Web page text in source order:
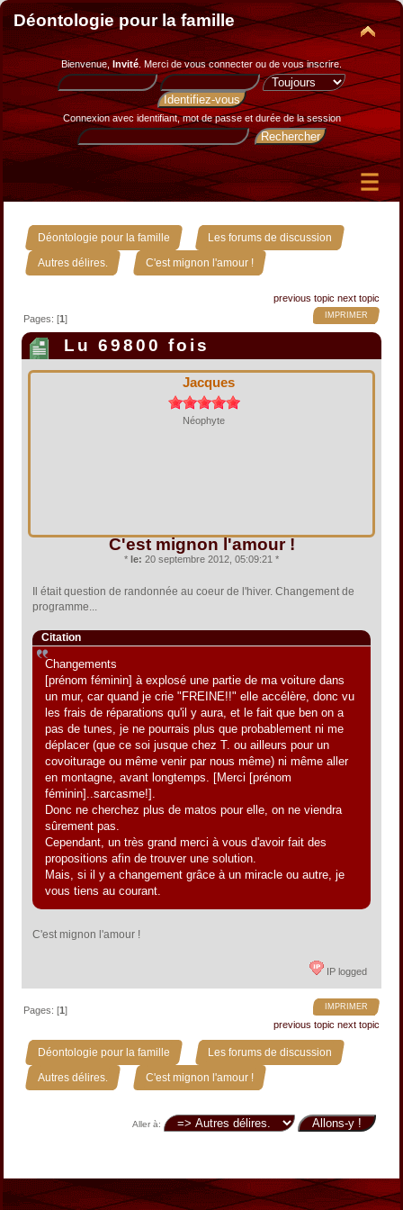
Déontologie pour la famille
Bienvenue, Invité. Merci devous connecter ou de vous inscrire.
Connexion avec identifiant, mot de passe et durée de la session
Déontologie pour la famille » Les forums de discussion »
Autres délires. » C'est mignon l'amour !
previous topic next topic
IMPRIMER
Pages: [1]
Lu 69800 fois
Jacques
Néophyte
C'est mignon l'amour !
* le: 20 septembre 2012, 05:09:21 *
Il était question de randonnée au coeur de l'hiver. Changement de
programme...
Citation
Changements
[prénom féminin] à explosé une partie de ma voiture dans
un mur, car quand je crie "FREINE!!" elle accélère, donc vu
les frais de réparations qu'il y aura, et le fait que ben on a
pas de tunes, je ne pourrais plus que probablement ni me
déplacer (que ce soi jusque chez T. ou ailleurs pour un
covoiturage ou même venir par nous même) ni même aller
en montagne, avant longtemps. [Merci [prénom
féminin]..sarcasme!].
Donc ne cherchez plus de matos pour elle, on ne viendra
sûrement pas.
Cependant, un très grand merci à vous d'avoir fait des
propositions afin de trouver une solution.
Mais, si il y a changement grâce à un miracle ou autre, je
vous tiens au courant.
C'est mignon l'amour !
IP logged
IMPRIMER
Pages: [1]
previous topic next topic
Déontologie pour la famille » Les forums de discussion »
Autres délires. » C'est mignon l'amour !
Aller à: